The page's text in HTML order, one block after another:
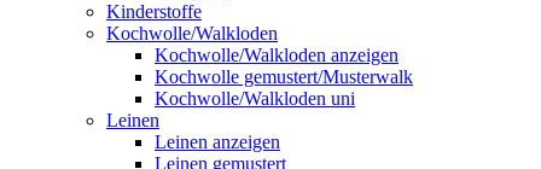
Kinderstoffe
Kochwolle/Walkloden
Kochwolle/Walkloden anzeigen
Kochwolle gemustert/Musterwalk
Kochwolle/Walkloden uni
Leinen
Leinen anzeigen
Leinen gemustert